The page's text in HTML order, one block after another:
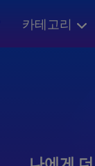
카테고리